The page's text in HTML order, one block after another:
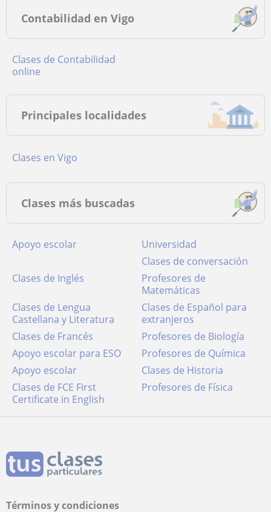
Contabilidad en Vigo
Clases de Contabilidad
online
Principales localidades
Clases en Vigo
Clases más buscadas
Apoyo escolar
Universidad
Clases de conversación
Clases de Inglés
Profesores de
Matemáticas
Clases de Lengua
Castellana y Literatura
Clases de Español para
extranjeros
Clases de Francés
Profesores de Biología
Apoyo escolar para ESO
Profesores de Química
Apoyo escolar
Clases de Historia
Clases de FCE First
Certificate in English
Profesores de Física
Términos y condiciones